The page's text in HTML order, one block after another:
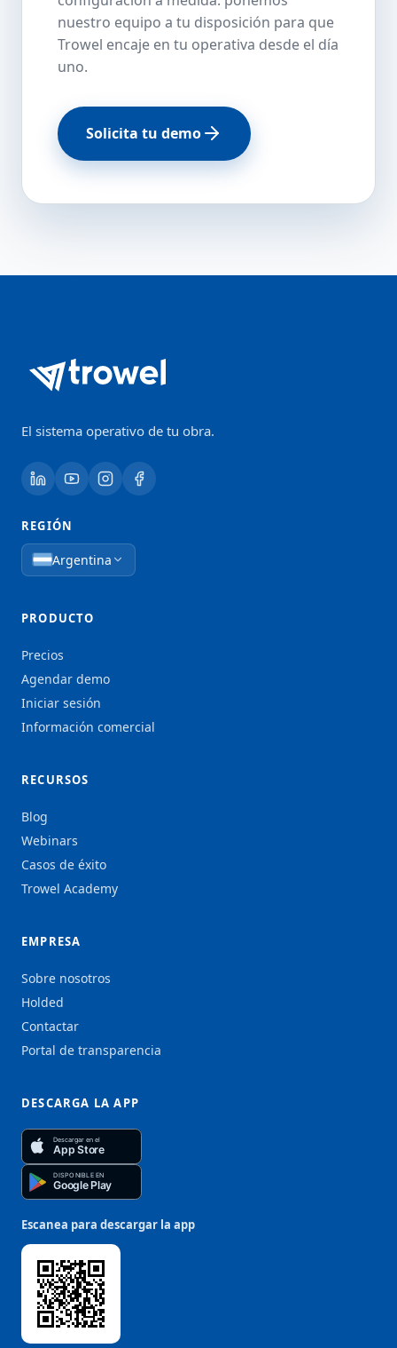
nuestro equipo a tu disposición para que
Trowel encaje en tu operativa desde el día
uno.
Solicita tu demo
El sistema operativo de tu obra.
REGIÓN
Argentina
PRODUCTO
Precios
Agendar demo
Iniciar sesión
Información comercial
RECURSOS
Blog
Webinars
Casos de éxito
Trowel Academy
EMPRESA
Sobre nosotros
Holded
Contactar
Portal de transparencia
DESCARGA LA APP
Descargar en el
App Store
DISPONIBLE EN
Google Play
Escanea para descargar la app